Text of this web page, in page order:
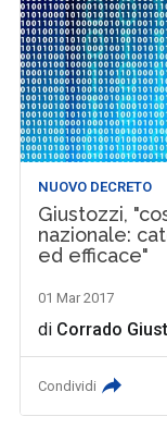
NUOVO DECRETO
Giustozzi,
nazionale:
ed efficace"
01 Mar 2017
di Corrado
Condividi